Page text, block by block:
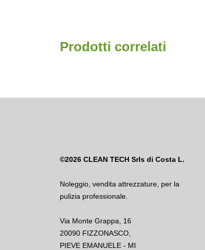
Prodotti correlati
©2026 CLEAN TECH Srls di Costa L.
Noleggio vendita attrezzature per la
pulizia professionale.
Via Monte Grappa, 16
20090 FIZZONASCO,
PIEVE EMANUELE - MI